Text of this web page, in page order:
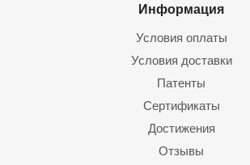
Информация
Условия оплаты
Условия доставки
Патенты
Сертификаты
Достижения
Отзывы